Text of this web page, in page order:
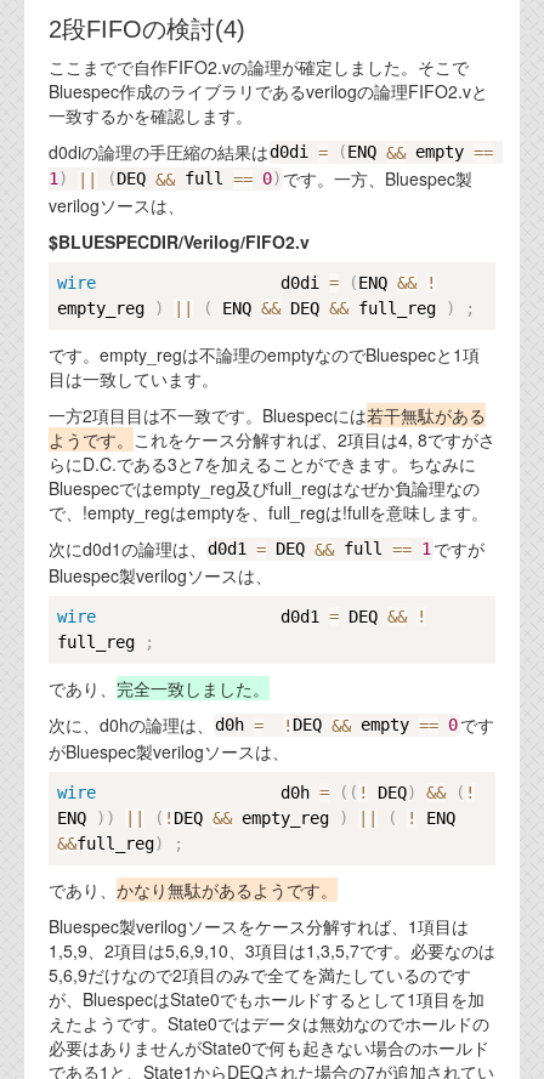
2段FIFOの検討(4)
ここまでで自作FIFO2.vの論理が確定しました。そこで
Bluespec作成のライブラリであるverilogの論理FIFO2.vと
一致するかを確認します。
d0diの論理の手圧縮の結果はd0di = (ENQ && empty ==
1) || (DEQ && full == 0) です。一方、Bluespec製
verilogソースは、
$BLUESPECDIR/Verilog/FIFO2.v
wire
                   d0di
= (ENQ &&
!
empty_reg
) || ( ENQ && DEQ && full_reg ) ;
です。empty_regは不論理のemptyなのでBluespecと1項
目は一致しています。
一方2項目目は不一致です。Bluespecには若干無駄がある
ようです。 これをケース分解すれば、2項目は4, 8ですがさ
らにD.C.である3と7を加えることができます。ちなみに
Bluespecではempty_reg及びfull_regはなぜか負論理なの
で、!empty_regはemptyを、full_regは!fullを意味します。
次にd0d1の論理は、
d0d1 = DEQ && full == 1ですが
Bluespec製verilogソースは、
wire
                   d0d1
= DEQ &&
!
full_reg
;
であり、 完全一致しました。
次に、d0hの論理は、
d0h = ! DEQ && empty == 0です
がBluespec製verilogソースは、
wire
                   d0h
= ( ( ! DEQ) && ( !
ENQ
) ) || ( ! DEQ && empty_reg ) || ( !
&&full_reg) ;
Copy
であり、 かなり無駄があるようです。
Bluespec製verilogソースをケース分解すれば、1項目は
1,5,9、2項目は5,6,9,10、3項目は1,3,5,7です。必要なのは
5,6,9だけなので2項目のみで全てを満たしているのです
が、BluespecはState0でもホールドするとして1項目を加
えたようです。State0ではデータは無効なのでホールドの
必要はありませんがState0で何も起きない場合のホールド
である1と、State1からDEQされた場合の7が追加されてい